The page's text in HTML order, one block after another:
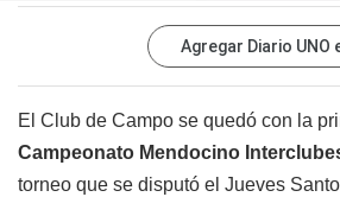
Agregar Diario UNO
El Club de Campo se quedó con la
Campeonato Mendocino
torneo que se disputó el Jueves